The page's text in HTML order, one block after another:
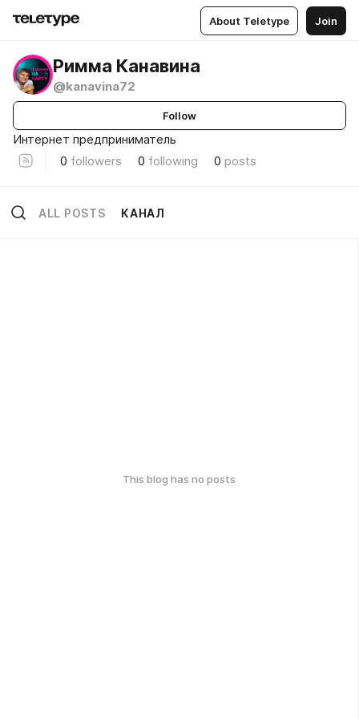
About Teletype Join
Римма Канавина
@kanavina72
Follow
Интернет предприниматель
0 followers 0 following 0 posts
ALL POSTS КАНАЛ
This blog has no posts